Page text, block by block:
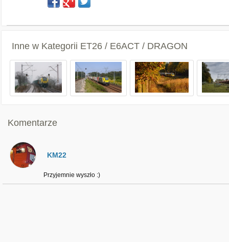
Inne w Kategorii ET26 / E6ACT / DRAGON
Komentarze
KM22
Przyjemnie wyszło :)